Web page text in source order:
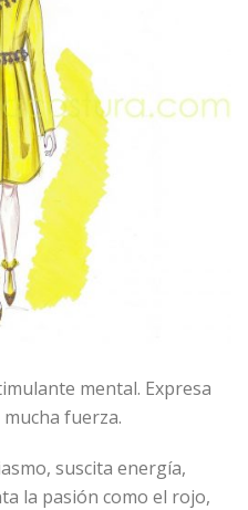
mental. Expresa
fuerza.
suscita energía,
la pasión como el rojo,